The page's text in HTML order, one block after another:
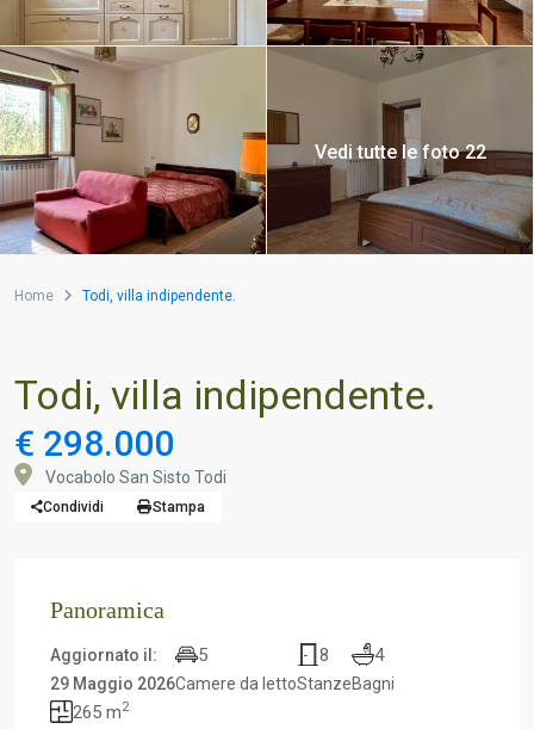
Vedi tutte le foto 22
Home Todi, villa indipendente.
Todi, villa indipendente.
€ 298.000
Vocabolo San Sisto Todi
Condividi Stampa
Panoramica
Aggiornato il:
29 Maggio 2026
5
Camere da letto
8
Stanze
4
Bagni
265 m2